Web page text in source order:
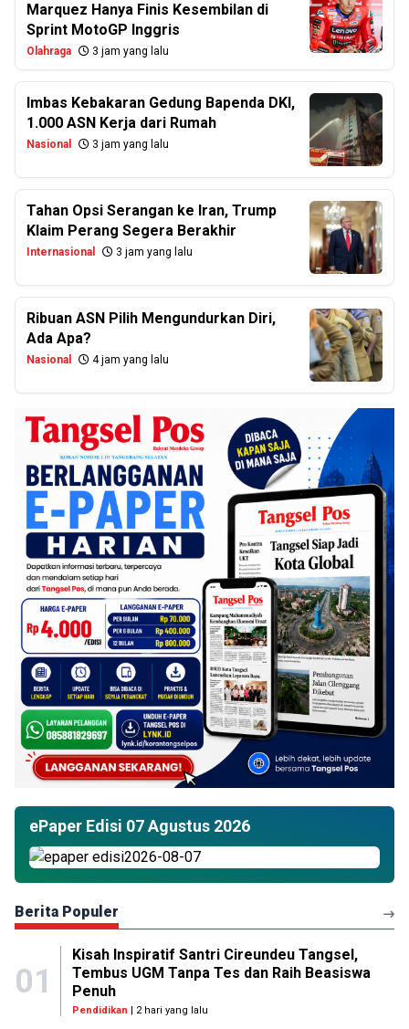
Marquez Hanya Finis Kesembilan di
Sprint MotoGP Inggris
Olahraga 3 jam yang lalu
Imbas Kebakaran Gedung Bapenda DKI,
1.000 ASN Kerja dari Rumah
Nasional 3 jam yang lalu
Tahan Opsi Serangan ke Iran, Trump
Klaim Perang Segera Berakhir
Internasional 3 jam yang lalu
Ribuan ASN Pilih Mengundurkan Diri,
Ada Apa?
Nasional 4 jam yang lalu
ePaper Edisi 07 Agustus 2026
Berita Populer
01
Kisah Inspiratif Santri Cireundeu Tangsel,
Tembus UGM Tanpa Tes dan Raih Beasiswa
Penuh
Pendidikan | 2 hari yang lalu